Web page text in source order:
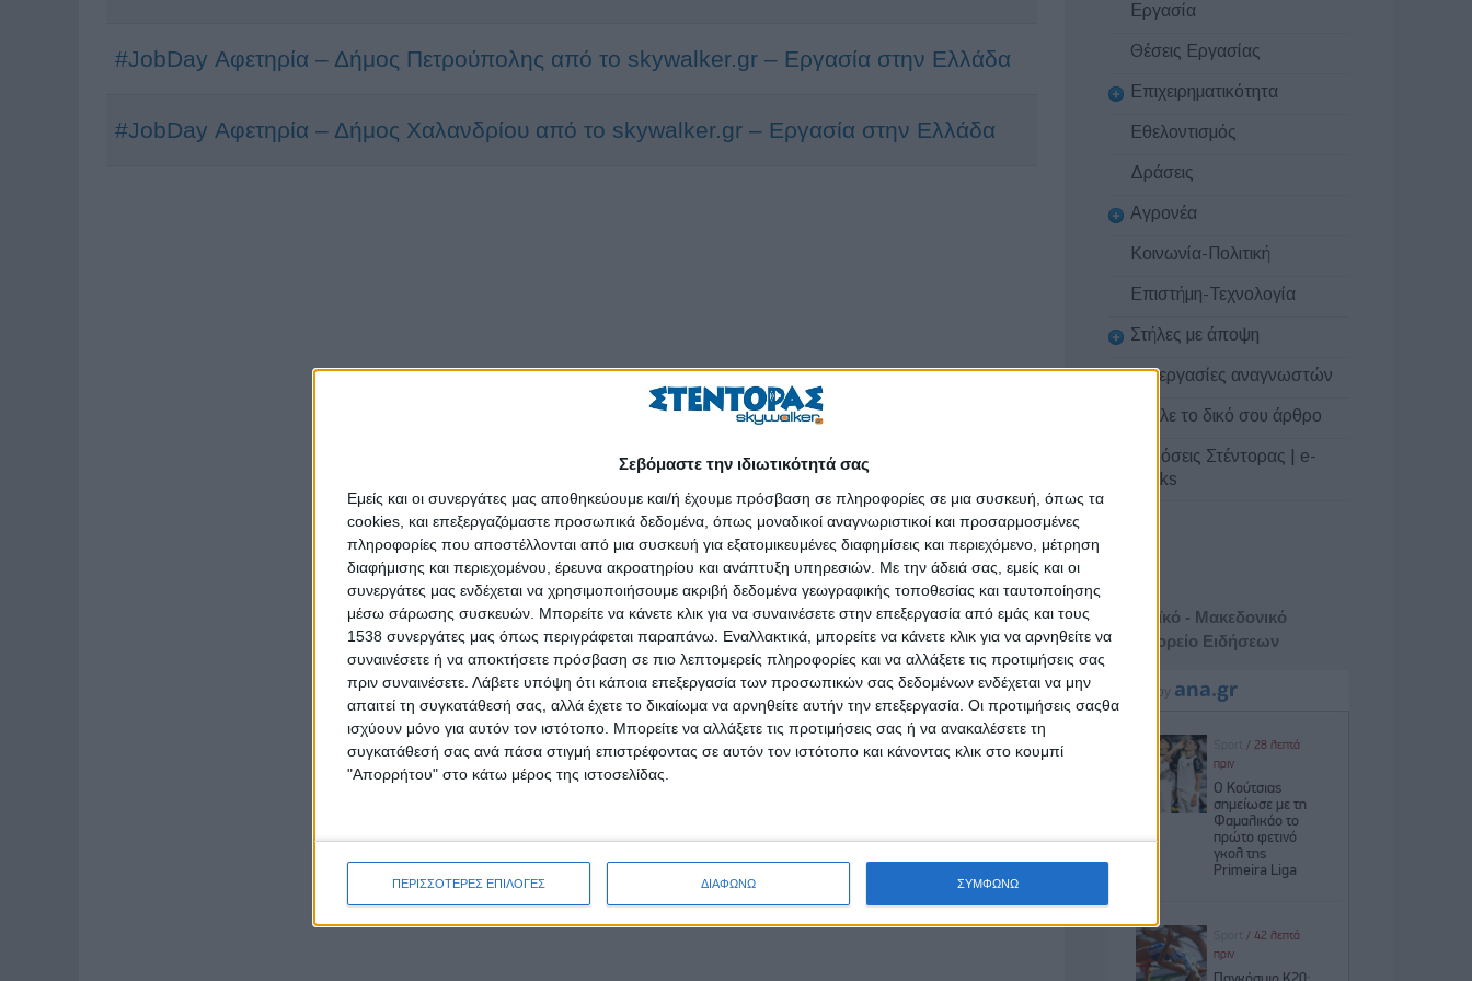
Σεβόμαστε την ιδιωτικότητά σας
Εμείς και οι συνεργάτες μας αποθηκεύουμε και/ή έχουμε πρόσβαση σε πληροφορίες σε μια συσκευή, όπως τα
cookies, και επεξεργαζόμαστε προσωπικά δεδομένα, όπως μοναδικοί αναγνωριστικοί και προσαρμοσμένες
πληροφορίες που αποστέλλονται από μια συσκευή για εξατομικευμένες διαφημίσεις και περιεχόμενο, μέτρηση
διαφήμισης και περιεχομένου, έρευνα ακροατηρίου και ανάπτυξη υπηρεσιών. Με την άδειά σας, εμείς και οι
συνεργάτες μας ενδέχεται να χρησιμοποιήσουμε ακριβή δεδομένα γεωγραφικής τοποθεσίας και ταυτοποίησης
μέσω σάρωσης συσκευών. Μπορείτε να κάνετε κλικ για να συναινέσετε στην επεξεργασία από εμάς και τους
1538 συνεργάτες μας όπως περιγράφεται παραπάνω. Εναλλακτικά, μπορείτε να κάνετε κλικ για να αρνηθείτε να
συναινέσετε ή να αποκτήσετε πρόσβαση σε πιο λεπτομερείς πληροφορίες και να αλλάξετε τις προτιμήσεις σας
πριν συναινέσετε. Λάβετε υπόψη ότι κάποια επεξεργασία των προσωπικών σας δεδομένων ενδέχεται να μην
απαιτεί τη συγκατάθεσή σας, αλλά έχετε το δικαίωμα να αρνηθείτε αυτήν την επεξεργασία. Οι προτιμήσεις σαςθα
ισχύουν μόνο για αυτόν τον ιστότοπο. Μπορείτε να αλλάξετε τις προτιμήσεις σας ή να ανακαλέσετε τη
συγκατάθεσή σας ανά πάσα στιγμή επιστρέφοντας σε αυτόν τον ιστότοπο και κάνοντας κλικ στο κουμπί
"Απορρήτου" στο κάτω μέρος της ιστοσελίδας.
ΠΕΡΙΣΣΟΤΕΡΕΣ ΕΠΙΛΟΓΕΣ ΔΙΑΦΩΝΩ ΣΥΜΦΩΝΩ
#JobDay Αφετηρία – Δήμος Πετρούπολης από το skywalker.gr – Εργασία στην Ελλάδα
#JobDay Αφετηρία – Δήμος Χαλανδρίου από το skywalker.gr – Εργασία στην Ελλάδα
Εργασία
Θέσεις Εργασίας
Επιχειρηματικότητα
Εθελοντισμός
Δράσεις
Αγρονέα
Κοινωνία-Πολιτική
Επιστήμη-Τεχνολογία
Στήλες με άποψη
Συνεργασίες αναγνωστών
Στείλε το δικό σου άρθρο
Εκδόσεις Στέντορας | e-
books
Αθηναϊκό - Μακεδονικό
Πρακτορείο Ειδήσεων